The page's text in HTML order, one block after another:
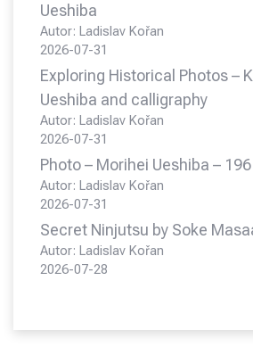
Ueshiba
Autor: Ladislav Kořan
2026-07-31
Exploring Historical Photos –
Ueshiba and calligraphy
Autor: Ladislav Kořan
2026-07-31
Photo – Morihei Ueshiba –
Autor: Ladislav Kořan
2026-07-31
Secret Ninjutsu by Soke
Autor: Ladislav Kořan
2026-07-28